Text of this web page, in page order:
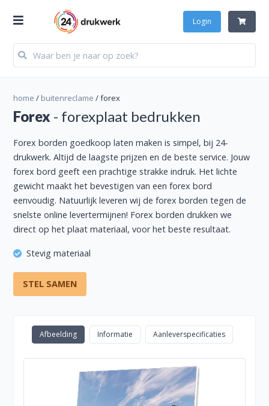
Login
home / buitenreclame /forex
Forex - forexplaat bedrukken
Forex borden goedkoop laten maken is simpel, bij 24-
drukwerk. Altijd de laagste prijzen en de beste service. Jouw
forex bord geeft een prachtige strakke indruk. Het lichte
gewicht maakt het bevestigen van een forex bord
eenvoudig. Natuurlijk leveren wij de forex borden tegen de
snelste online levertermijnen! Forex borden drukken we
direct op het plaat materiaal, voor het beste resultaat.
Stevig materiaal
STEL SAMEN
Afbeelding Informatie Aanleverspecificaties